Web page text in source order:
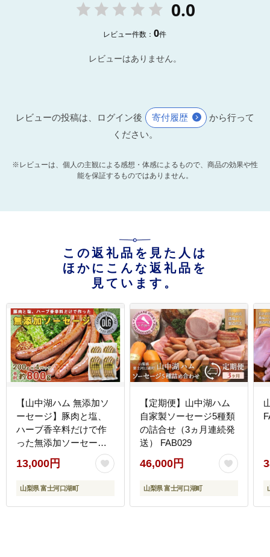
0.0
レビュー件数：0件
レビューはありません。
レビューの投稿は、ログイン後 寄付履歴
から行って
ください。
※レビューは、個人の主観による感想・体感によるもので、商品の効果や性
能を保証するものではありません。
この返礼品を見た人は
ほかにこんな返礼品を
見ています。
【山中湖ハム 無添加ソ
ーセージ】豚肉と塩、
ハーブ香辛料だけで作
った無添加ソーセー
ジ/800ｇ FAB003
13,000円
山梨県 富士河口湖町
【定期便】山中湖ハム
自家製ソーセージ5種類
の詰合せ（3ヵ月連続発
送） FAB029
46,000円
山梨県 富士河口湖町